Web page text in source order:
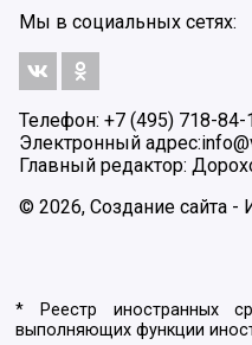
Мы в социальных сетях:
Телефон: +7 (495) 718-84-
Электронный адрес:
Главный редактор:
© 2026, Создание сайта -
* Реестр иностранных
выполняющих функции